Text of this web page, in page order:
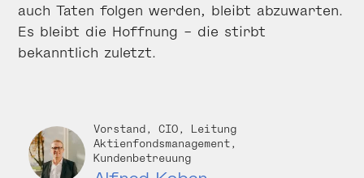
auch Taten folgen werden, bleibt abzuwarten.
Es bleibt die Hoffnung – die stirbt
bekanntlich zuletzt.
Vorstand, CIO, Leitung
Aktienfondsmanagement,
Kundenbetreuung